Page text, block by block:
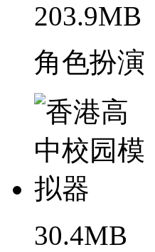
203.9MB
角色扮演
30.4MB